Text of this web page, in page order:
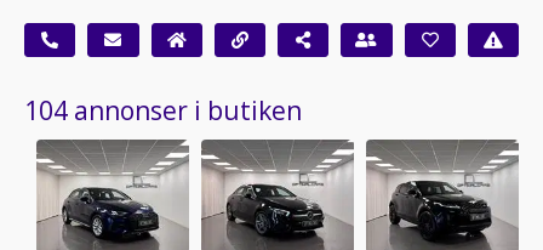
104 annonser i butiken